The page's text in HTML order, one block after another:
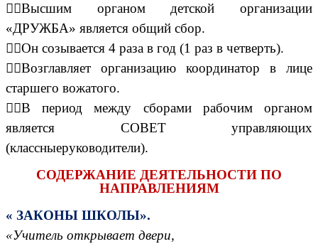
Высшим органом детской организации
«ДРУЖБА» является общий сбор.
Он созывается 4 раза в год (1 раз в четверть).
Возглавляет организацию координатор в лице
старшего вожатого.
В период между сборами рабочим органом
является СОВЕТ управляющих
(классныеруководители).
СОДЕРЖАНИЕ ДЕЯТЕЛЬНОСТИ ПО
НАПРАВЛЕНИЯМ
« ЗАКОНЫ ШКОЛЫ».
«Учитель открывает двери,